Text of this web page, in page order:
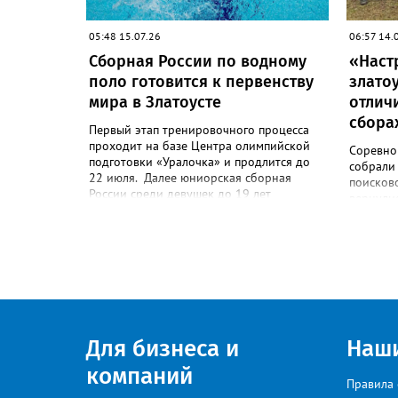
копилку положила чемпионка турнира
05:48 15.07.26
Сборная России по водному
поло готовится к первенству
мира в Златоусте
Первый этап тренировочного процесса
проходит на базе Центра олимпийской
подготовки «Уралочка» и продлится до
22 июля. Далее юниорская сборная
России среди девушек до 19 лет
возглавит тренер златоустовской
«Уралочки» Дмитрий Андреев.
06:57
«Горные
Для бизнеса и
компаний
Правила